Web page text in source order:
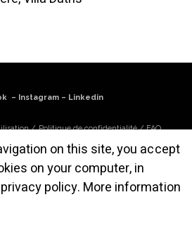
– Instagram – Linkedin
/Politique de confidentialité/FAQ
Toutes les œuvres sont © Carlos Cruz-Diez /
on this site, you accept
on your computer, in
policy. More information